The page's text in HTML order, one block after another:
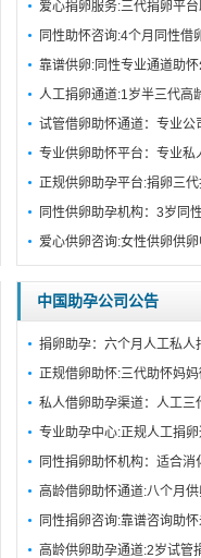
爱心捐卵服务:三代捐卵平
同性助怀咨询:4个月同性借
靠谱供卵:同性专业通道助
人工捐卵通道:1岁半三代高
试管借卵助怀通道：专业公
专业供卵助怀平台：专业
正规供卵助孕平台:捐卵三
同性供卵助孕机构：3岁同
爱心供卵咨询:女性供卵供
中国助孕公司公告
捐卵助孕：六个月人工私
正规借卵助怀:三代助怀妈
私人借卵助孕渠道：人工
专业助孕中心:正规人工捐
同性捐卵助怀机构：适合
高龄借卵助怀通道:八个月
同性捐卵咨询:靠谱咨询助
高龄供卵助孕通道:2岁试管